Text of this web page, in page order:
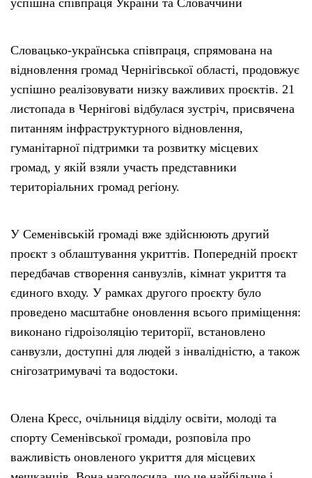
успішна співпраця України та Словаччини
Словацько-українська співпраця, спрямована на
відновлення громад Чернігівської області, продовжує
успішно реалізовувати низку важливих проєктів. 21
листопада в Чернігові відбулася зустріч, присвячена
питанням інфраструктурного відновлення,
гуманітарної підтримки та розвитку місцевих
громад, у якій взяли участь представники
територіальних громад регіону.
У Семенівській громаді вже здійснюють другий
проєкт з облаштування укриттів. Попередній проєкт
передбачав створення санвузлів, кімнат укриття та
єдиного входу. У рамках другого проєкту було
проведено масштабне оновлення всього приміщення:
виконано гідроізоляцію території, встановлено
санвузли, доступні для людей з інвалідністю, а також
снігозатримувачі та водостоки.
Олена Кресс, очільниця відділу освіти, молоді та
спорту Семенівської громади, розповіла про
важливість оновленого укриття для місцевих